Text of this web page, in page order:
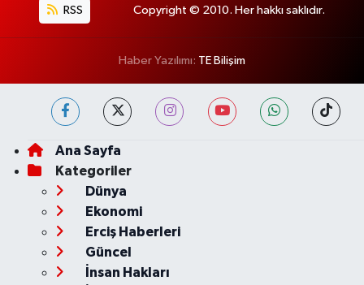
RSS Copyright © 2010. Her hakkı saklıdır.
Haber Yazılımı: TE Bilişim
Ana Sayfa
Kategoriler
Dünya
Ekonomi
Erciş Haberleri
Güncel
İnsan Hakları